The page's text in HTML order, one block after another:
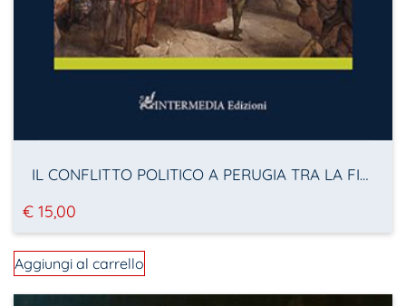
IL CONFLITTO POLITICO A PERUGIA TRA LA FINE DEL XIV E L’INIZIO DEL XV SECOLO
€ 15,00
Aggiungi al carrello